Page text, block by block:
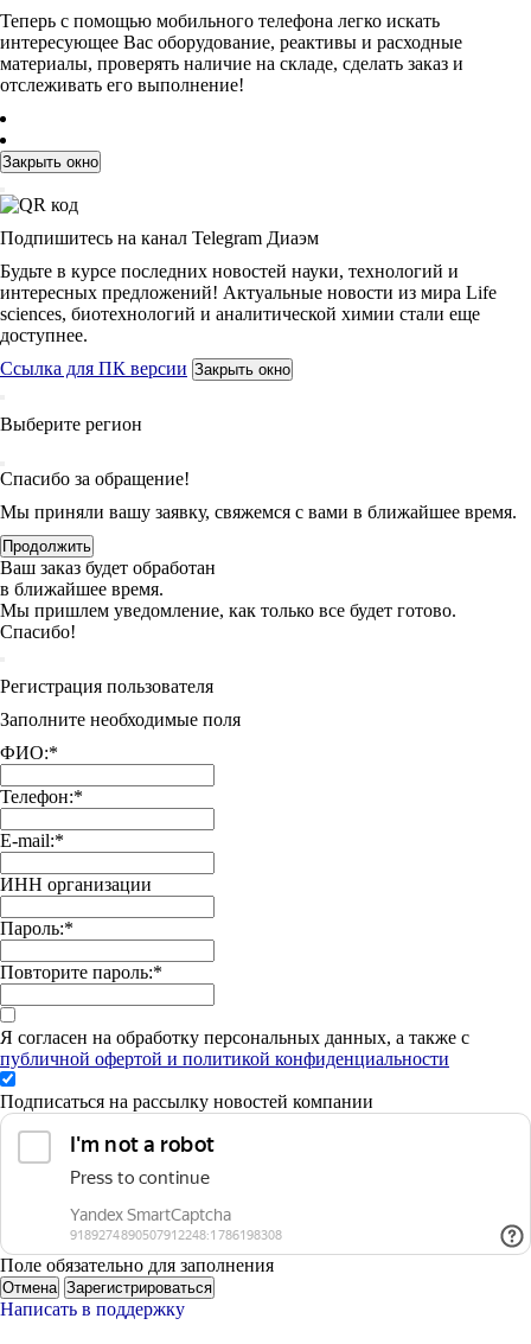
Теперь с помощью мобильного телефона легко искать
интересующее Вас оборудование, реактивы и расходные
материалы, проверять наличие на складе, сделать заказ и
отслеживать его выполнение!
Закрыть окно
Подпишитесь на канал Telegram Диаэм
Будьте в курсе последних новостей науки, технологий и
интересных предложений! Актуальные новости из мира Life
sciences, биотехнологий и аналитической химии стали еще
доступнее.
Ссылка для ПК версии Закрыть окно
Выберите регион
Спасибо за обращение!
Мы приняли вашу заявку, свяжемся с вами в ближайшее время.
Продолжить
Ваш заказ будет обработан
в ближайшее время.
Мы пришлем уведомление, как только все будет готово.
Спасибо!
Регистрация пользователя
Заполните необходимые поля
ФИО:*
Телефон:*
E-mail:*
ИНН организации
Пароль:*
Повторите пароль:*
Я согласен на обработку персональных данных, а также с
публичной офертой и политикой конфиденциальности
Подписаться на рассылку новостей компании
Поле обязательно для заполнения
Отмена Зарегистрироваться
Написать в поддержку